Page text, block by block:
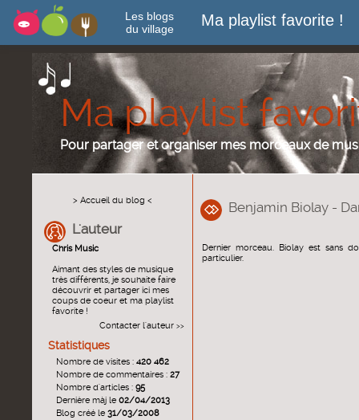
Les blogs
du village
Ma playlist favorite !
Ma playlist
Pour partager et organiser mes morceaux de
> Accueil du blog <
L'auteur
Chris Music
Aimant des styles de musique
très différents, je souhaite faire
découvrir et partager ici mes
coups de coeur et ma playlist
favorite !
Contacter l'auteur >>
Statistiques
Nombre de visites : 420 462
Nombre de commentaires : 27
Nombre d'articles : 95
Dernière màj le02/04/2013
Blog créé le31/03/2008
Benjamin Biolay -
Dernier morceau. Biolay est sans
particulier.